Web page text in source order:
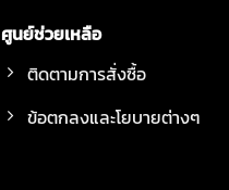
ศูนย์ช่วยเหลือ
ติดตามการสั่งซื้อ
ข้อตกลงและโยบายต่างๆ